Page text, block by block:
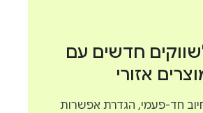
חדשים עם
אזורי
חד-פעמי, הגדרת אפשרות